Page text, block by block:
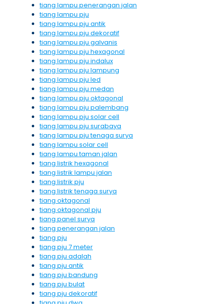
tiang lampu penerangan jalan
tiang lampu pju
tiang lampu pju antik
tiang lampu pju dekoratif
tiang lampu pju galvanis
tiang lampu pju hexagonal
tiang lampu pju indalux
tiang lampu pju lampung
tiang lampu pju led
tiang lampu pju medan
tiang lampu pju oktagonal
tiang lampu pju palembang
tiang lampu pju solar cell
tiang lampu pju surabaya
tiang lampu pju tenaga surya
tiang lampu solar cell
tiang lampu taman jalan
tiang listrik hexagonal
tiang listrik lampu jalan
tiang listrik pju
tiang listrik tenaga surya
tiang oktagonal
tiang oktagonal pju
tiang panel surya
tiang penerangan jalan
tiang pju
tiang pju 7 meter
tiang pju adalah
tiang pju antik
tiang pju bandung
tiang pju bulat
tiang pju dekoratif